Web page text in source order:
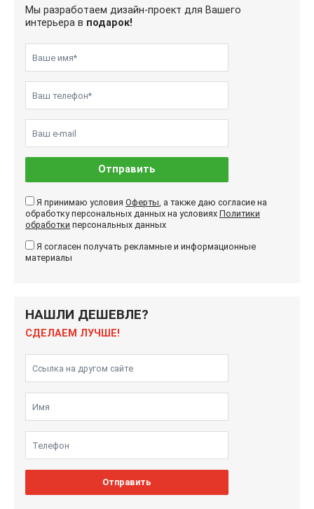
Мы разработаем дизайн-проект для Вашего
интерьера в подарок!
Отправить
Я принимаю условия Оферты, а также даю согласие на
обработку персональных данных на условиях Политики
обработки персональных данных
Я согласен получать рекламные и информационные
материалы
НАШЛИ ДЕШЕВЛЕ?
СДЕЛАЕМ ЛУЧШЕ!
Отправить